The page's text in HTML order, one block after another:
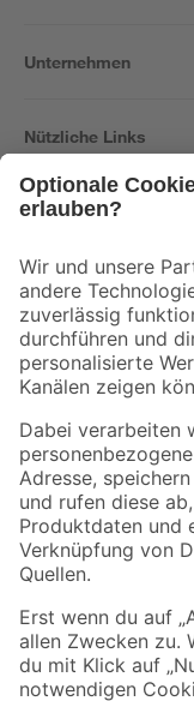
Unternehmen
Nützliche Links
Der toom Newsletter:
Zur Newsletter
Folge uns
Zahlungsarten
Sicher einkaufen
Jetzt die toom-App